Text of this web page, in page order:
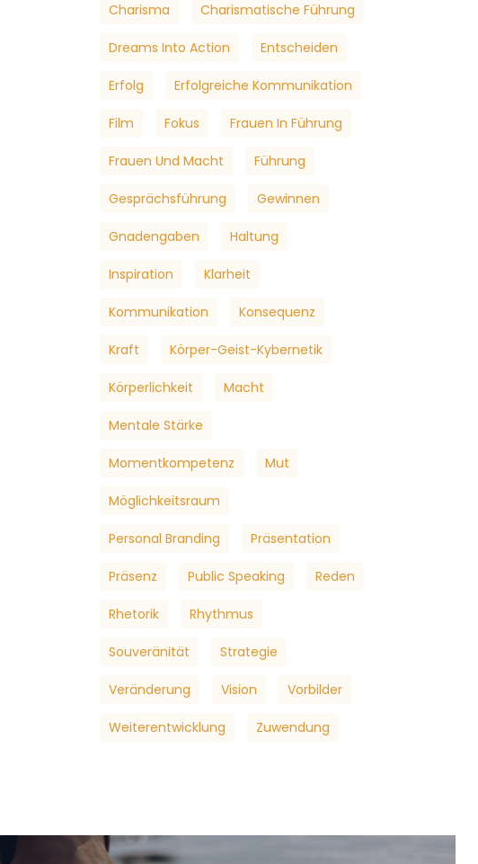
Charisma Charismatische Führung
Dreams Into Action Entscheiden
Erfolg Erfolgreiche Kommunikation
Film Fokus Frauen In Führung
Frauen Und Macht Führung
Gesprächsführung Gewinnen
Gnadengaben Haltung
Inspiration Klarheit
Kommunikation Konsequenz
Kraft Körper-Geist-Kybernetik
Körperlichkeit Macht
Mentale Stärke
Momentkompetenz Mut
Möglichkeitsraum
Personal Branding Präsentation
Präsenz Public Speaking Reden
Rhetorik Rhythmus
Souveränität Strategie
Veränderung Vision Vorbilder
Weiterentwicklung Zuwendung